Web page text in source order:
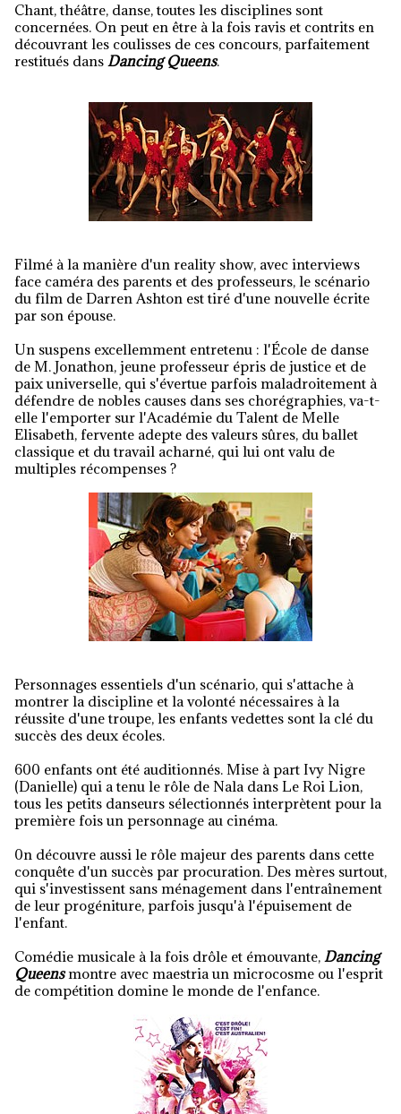
Chant, théâtre, danse, toutes les disciplines sont
concernées. On peut en être à la fois ravis et contrits en
découvrant les coulisses de ces concours, parfaitement
restitués dans Dancing Queens.
Filmé à la manière d'un reality show, avec interviews
face caméra des parents et des professeurs, le scénario
du film de Darren Ashton est tiré d'une nouvelle écrite
par son épouse.
Un suspens excellemment entretenu : l'École de danse
de M. Jonathon, jeune professeur épris de justice et de
paix universelle, qui s'évertue parfois maladroitement à
défendre de nobles causes dans ses chorégraphies, va-t-
elle l'emporter sur l'Académie du Talent de Melle
Elisabeth, fervente adepte des valeurs sûres, du ballet
classique et du travail acharné, qui lui ont valu de
multiples récompenses ?
Personnages essentiels d'un scénario, qui s'attache à
montrer la discipline et la volonté nécessaires à la
réussite d'une troupe, les enfants vedettes sont la clé du
succès des deux écoles.
600 enfants ont été auditionnés. Mise à part Ivy Nigre
(Danielle) qui a tenu le rôle de Nala dans Le Roi Lion,
tous les petits danseurs sélectionnés interprètent pour la
première fois un personnage au cinéma.
0n découvre aussi le rôle majeur des parents dans cette
conquête d'un succès par procuration. Des mères surtout,
qui s'investissent sans ménagement dans l'entraînement
de leur progéniture, parfois jusqu'à l'épuisement de
l'enfant.
Comédie musicale à la fois drôle et émouvante, Dancing
Queensmontre avec maestria un microcosme ou l'esprit
de compétition domine le monde de l'enfance.